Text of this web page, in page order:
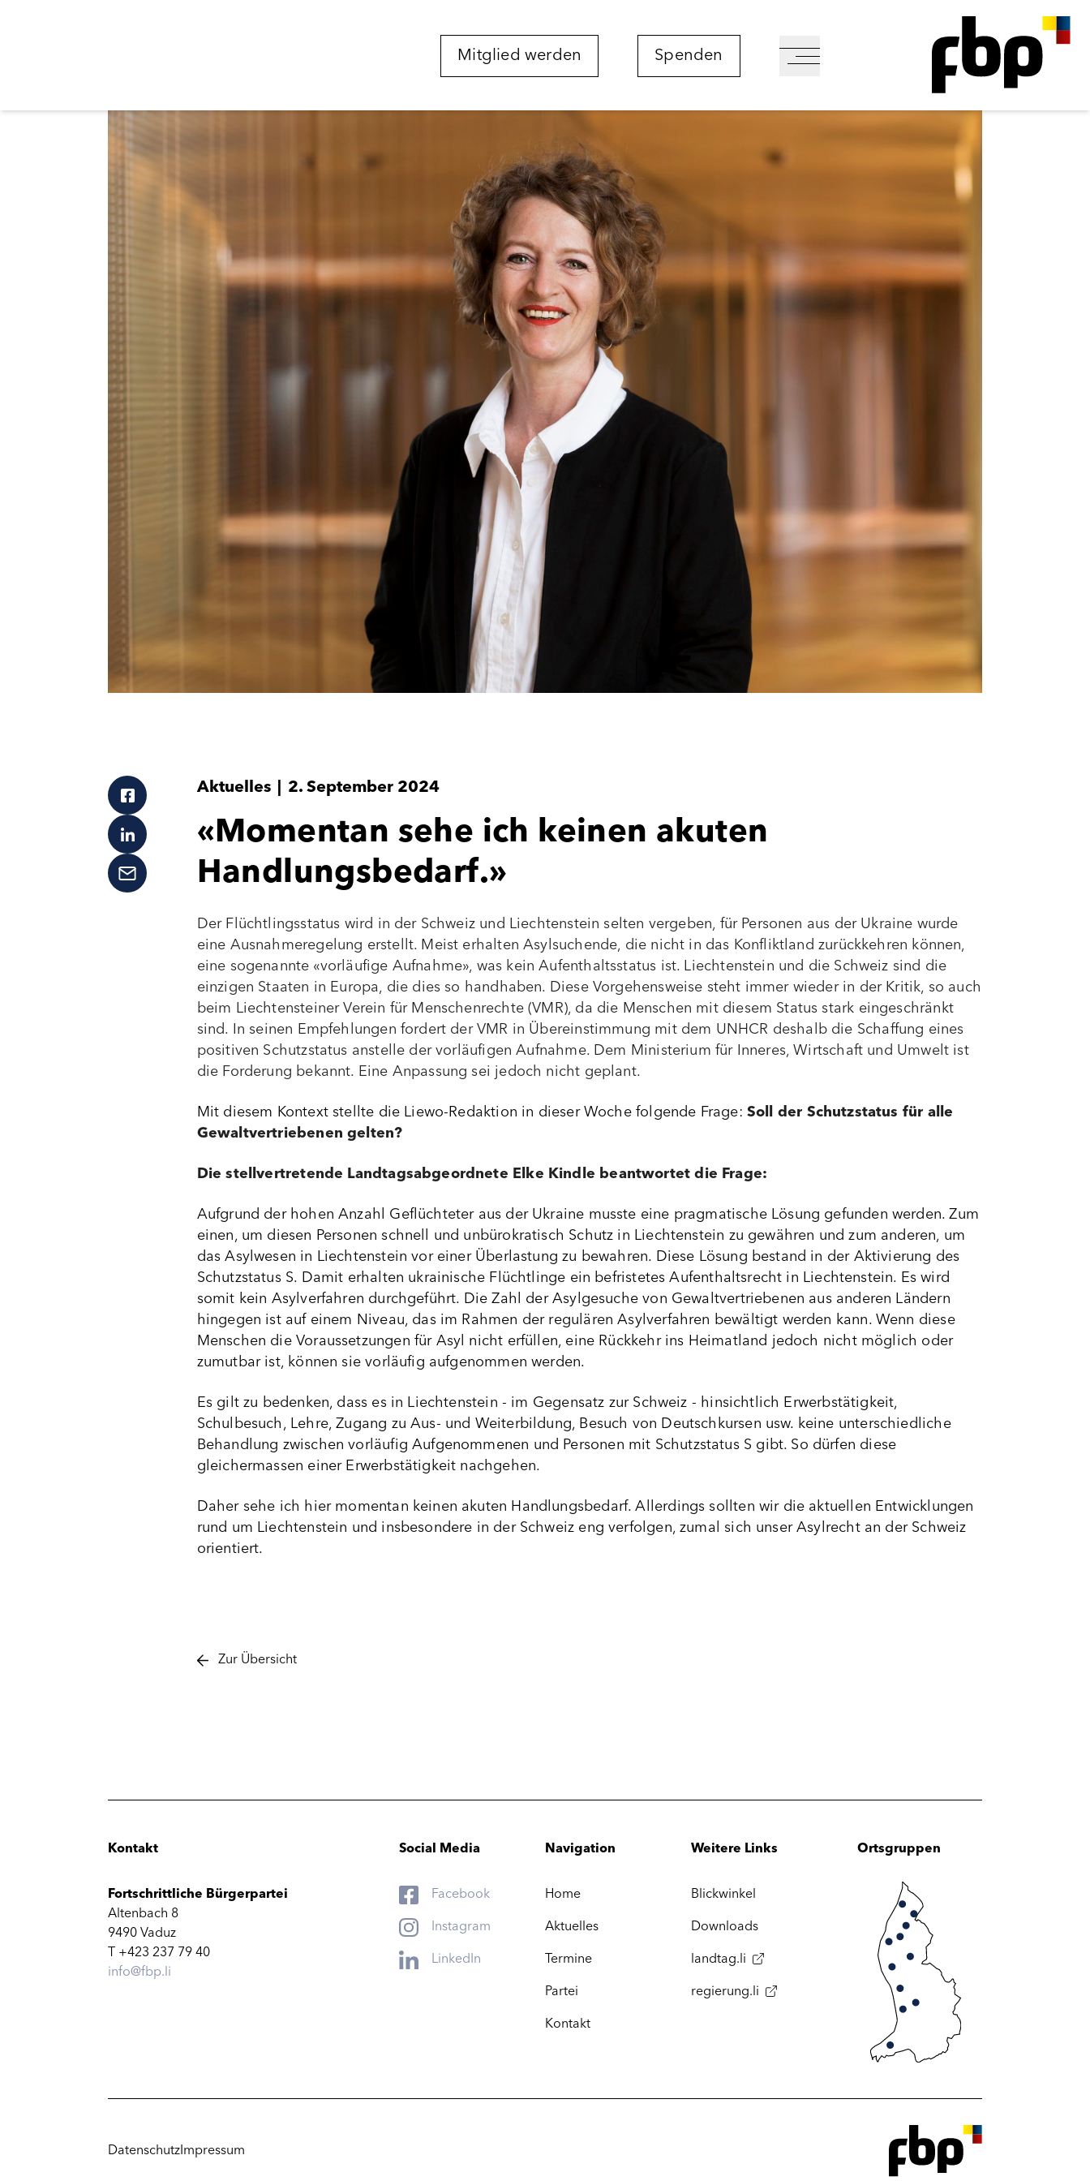
Mitglied werden Spenden
Aktuelles 2. September 2024
«Momentan sehe ich keinen akuten
Handlungsbedarf.»
Der Flüchtlingsstatus wird in der Schweiz und Liechtenstein selten vergeben, für Personen aus der Ukraine wurde
eine Ausnahmeregelung erstellt. Meist erhalten Asylsuchende, die nicht in das Konfliktland zurückkehren können,
eine sogenannte «vorläufige Aufnahme», was kein Aufenthaltsstatus ist. Liechtenstein und die Schweiz sind die
einzigen Staaten in Europa, die dies so handhaben. Diese Vorgehensweise steht immer wieder in der Kritik, so auch
beim Liechtensteiner Verein für Menschenrechte (VMR), da die Menschen mit diesem Status stark eingeschränkt
sind. In seinen Empfehlungen fordert der VMR in Übereinstimmung mit dem UNHCR deshalb die Schaffung eines
positiven Schutzstatus anstelle der vorläufigen Aufnahme. Dem Ministerium für Inneres, Wirtschaft und Umwelt ist
die Forderung bekannt. Eine Anpassung sei jedoch nicht geplant.
Mit diesem Kontext stellte die Liewo-Redaktion in dieser Woche folgende Frage: Soll der Schutzstatus für alle
Gewaltvertriebenen gelten?
Die stellvertretende Landtagsabgeordnete Elke Kindle beantwortet die Frage:
Aufgrund der hohen Anzahl Geflüchteter aus der Ukraine musste eine pragmatische Lösung gefunden werden. Zum
einen, um diesen Personen schnell und unbürokratisch Schutz in Liechtenstein zu gewähren und zum anderen, um
das Asylwesen in Liechtenstein vor einer Überlastung zu bewahren. Diese Lösung bestand in der Aktivierung des
Schutzstatus S. Damit erhalten ukrainische Flüchtlinge ein befristetes Aufenthaltsrecht in Liechtenstein. Es wird
somit kein Asylverfahren durchgeführt. Die Zahl der Asylgesuche von Gewaltvertriebenen aus anderen Ländern
hingegen ist auf einem Niveau, das im Rahmen der regulären Asylverfahren bewältigt werden kann. Wenn diese
Menschen die Voraussetzungen für Asyl nicht erfüllen, eine Rückkehr ins Heimatland jedoch nicht möglich oder
zumutbar ist, können sie vorläufig aufgenommen werden.
Es gilt zu bedenken, dass es in Liechtenstein - im Gegensatz zur Schweiz - hinsichtlich Erwerbstätigkeit,
Schulbesuch, Lehre, Zugang zu Aus- und Weiterbildung, Besuch von Deutschkursen usw. keine unterschiedliche
Behandlung zwischen vorläufig Aufgenommenen und Personen mit Schutzstatus S gibt. So dürfen diese
gleichermassen einer Erwerbstätigkeit nachgehen.
Daher sehe ich hier momentan keinen akuten Handlungsbedarf. Allerdings sollten wir die aktuellen Entwicklungen
rund um Liechtenstein und insbesondere in der Schweiz eng verfolgen, zumal sich unser Asylrecht an der Schweiz
orientiert.
Zur Übersicht
Kontakt
Fortschrittliche Bürgerpartei
Altenbach 8
9490 Vaduz
T +423 237 79 40
info@fbp.li
Social Media
Facebook
Instagram
LinkedIn
Navigation
Home
Aktuelles
Termine
Partei
Kontakt
Weitere Links
Blickwinkel
Downloads
landtag.li
regierung.li
Ortsgruppen
DatenschutzImpressum